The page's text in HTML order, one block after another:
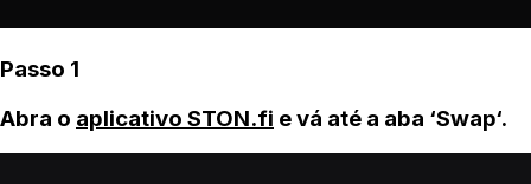
Passo 1
Abra o aplicativo STON.fi e vá até a aba ‘Swap‘.